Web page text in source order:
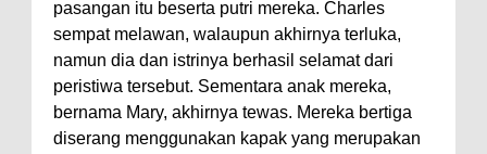
pasangan itu beserta putri mereka. Charles
sempat melawan, walaupun akhirnya terluka,
namun dia dan istrinya berhasil selamat dari
peristiwa tersebut. Sementara anak mereka,
bernama Mary, akhirnya tewas. Mereka bertiga
diserang menggunakan kapak yang merupakan